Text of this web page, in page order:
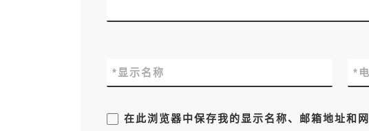
显示名称
* *
在此浏览器中保存我的显示名称、邮箱地址和